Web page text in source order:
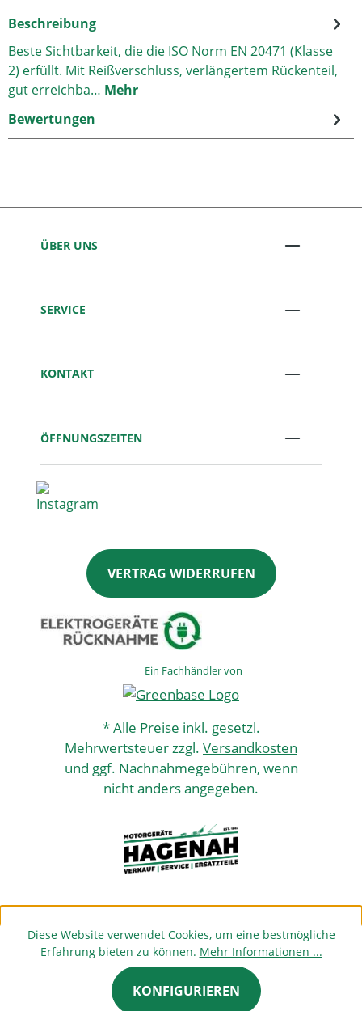
Beschreibung
Beste Sichtbarkeit, die die ISO Norm EN 20471 (Klasse
2) erfüllt. Mit Reißverschluss, verlängertem Rückenteil,
gut erreichba… Mehr
Bewertungen
ÜBER UNS
SERVICE
KONTAKT
ÖFFNUNGSZEITEN
VERTRAG WIDERRUFEN
Ein Fachhändler von
* Alle Preise inkl. gesetzl.
Mehrwertsteuer zzgl. Versandkosten
und ggf. Nachnahmegebühren, wenn
nicht anders angegeben.
Diese Website verwendet Cookies, um eine bestmögliche
Erfahrung bieten zu können. Mehr Informationen ...
KONFIGURIEREN